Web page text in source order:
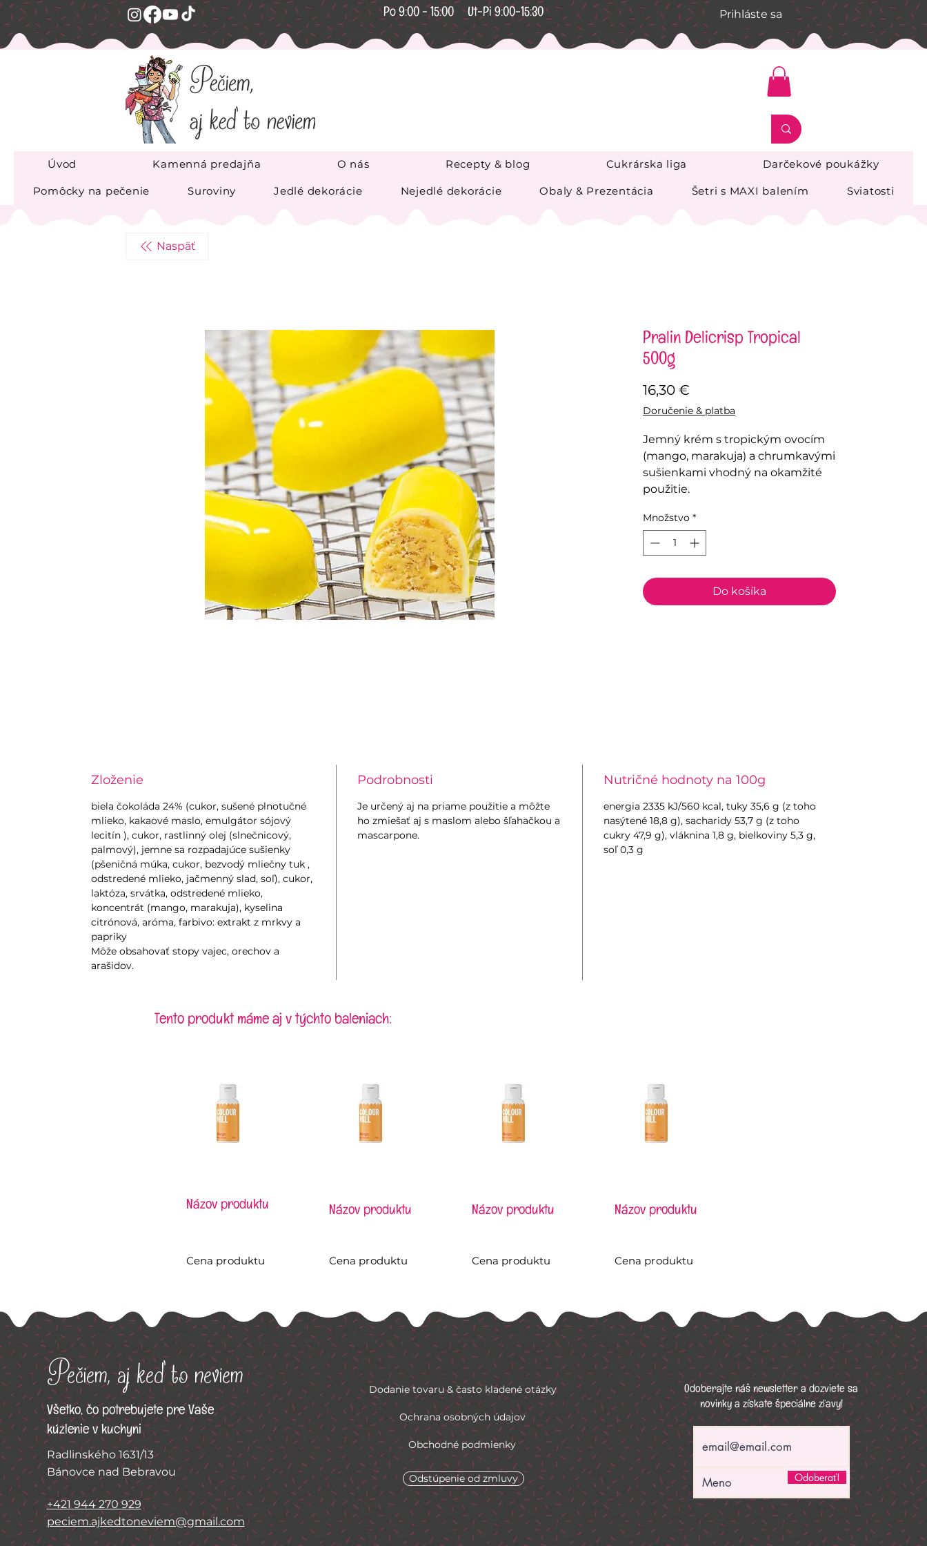
Po 9:00 - 15:00 Ut-Pi 9:00-15:30 Prihláste sa
Úvod Kamenná predajňa O nás Recepty & blog Cukrárska liga Darčekové poukážky
Pomôcky na pečenie Suroviny Jedlé dekorácie Nejedlé dekorácie Obaly & Prezentácia Šetri s MAXI balením Sviatosti
Naspäť
Pralin Delicrisp Tropical
500g
16,30 €
Doručenie & platba
Jemný krém s tropickým ovocím
(mango, marakuja) a chrumkavými
sušienkami vhodný na okamžité
použitie.
Množstvo *
Do košíka
Zloženie
biela čokoláda 24% (cukor, sušené plnotučné
mlieko, kakaové maslo, emulgátor sójový
lecitín ), cukor, rastlinný olej (slnečnicový,
palmový), jemne sa rozpadajúce sušienky
(pšeničná múka, cukor, bezvodý mliečny tuk ,
odstredené mlieko, jačmenný slad, soľ), cukor,
laktóza, srvátka, odstredené mlieko,
koncentrát (mango, marakuja), kyselina
citrónová, aróma, farbivo: extrakt z mrkvy a
papriky
Môže obsahovať stopy vajec, orechov a
arašidov.
Podrobnosti
Je určený aj na priame použitie a môžte
ho zmiešať aj s maslom alebo šľahačkou a
mascarpone.
Nutričné hodnoty na 100g
energia 2335 kJ/560 kcal, tuky 35,6 g (z toho
nasýtené 18,8 g), sacharidy 53,7 g (z toho
cukry 47,9 g), vláknina 1,8 g, bielkoviny 5,3 g,
soľ 0,3 g
Tento produkt máme aj v týchto baleniach:
Názov produktu
Cena produktu
Názov produktu
Cena produktu
Názov produktu
Cena produktu
Názov produktu
Cena produktu
Pečiem, aj keď to neviem
Všetko, čo potrebujete pre Vaše
kúzlenie v kuchyni
Radlinského 1631/13
Bánovce nad Bebravou
+421 944 270 929
peciem.ajkedtoneviem@gmail.com
Dodanie tovaru & často kladené otázky
Ochrana osobných údajov
Obchodné podmienky
Odstúpenie od zmluvy
Odoberajte náš newsletter a dozviete sa
novinky a získate špeciálne zľavy!
Odoberať!